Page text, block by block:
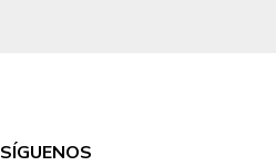
SÍGUENOS